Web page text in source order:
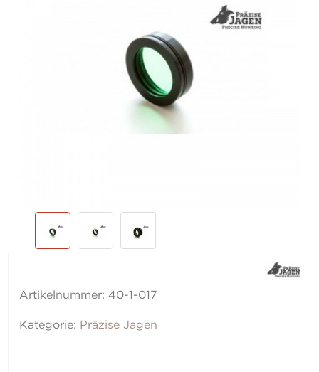
Artikelnummer:40-1-017
Kategorie: Präzise Jagen